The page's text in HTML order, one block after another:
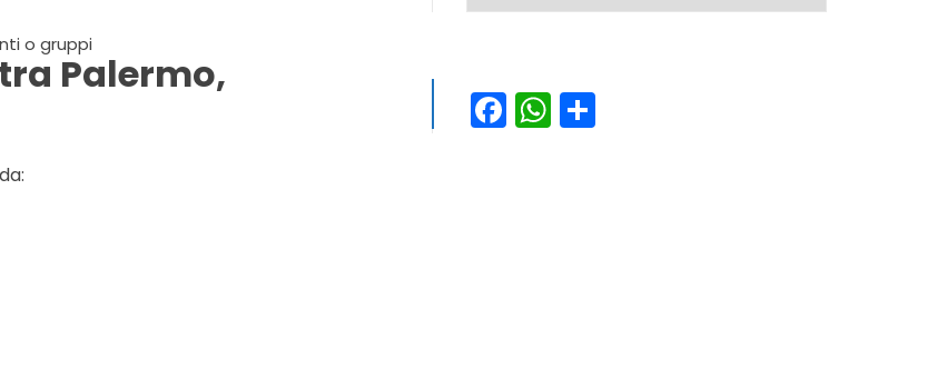
o gruppi
Palermo,
Facebook
WhatsApp
Condividi